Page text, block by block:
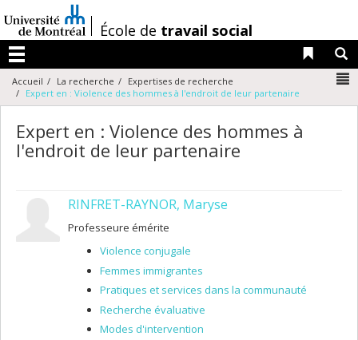
au
contenu
/École de travail social
Menu
Liens
Accueil La recherche
Expertises de recherche
Expert en : Violence des hommes à l'endroit de leur partenaire
Expert en : Violence des hommes à
l'endroit de leur partenaire
RINFRET-RAYNOR, Maryse
Professeure émérite
Violence conjugale
Femmes immigrantes
Pratiques et services dans la communauté
Recherche évaluative
Modes d'intervention